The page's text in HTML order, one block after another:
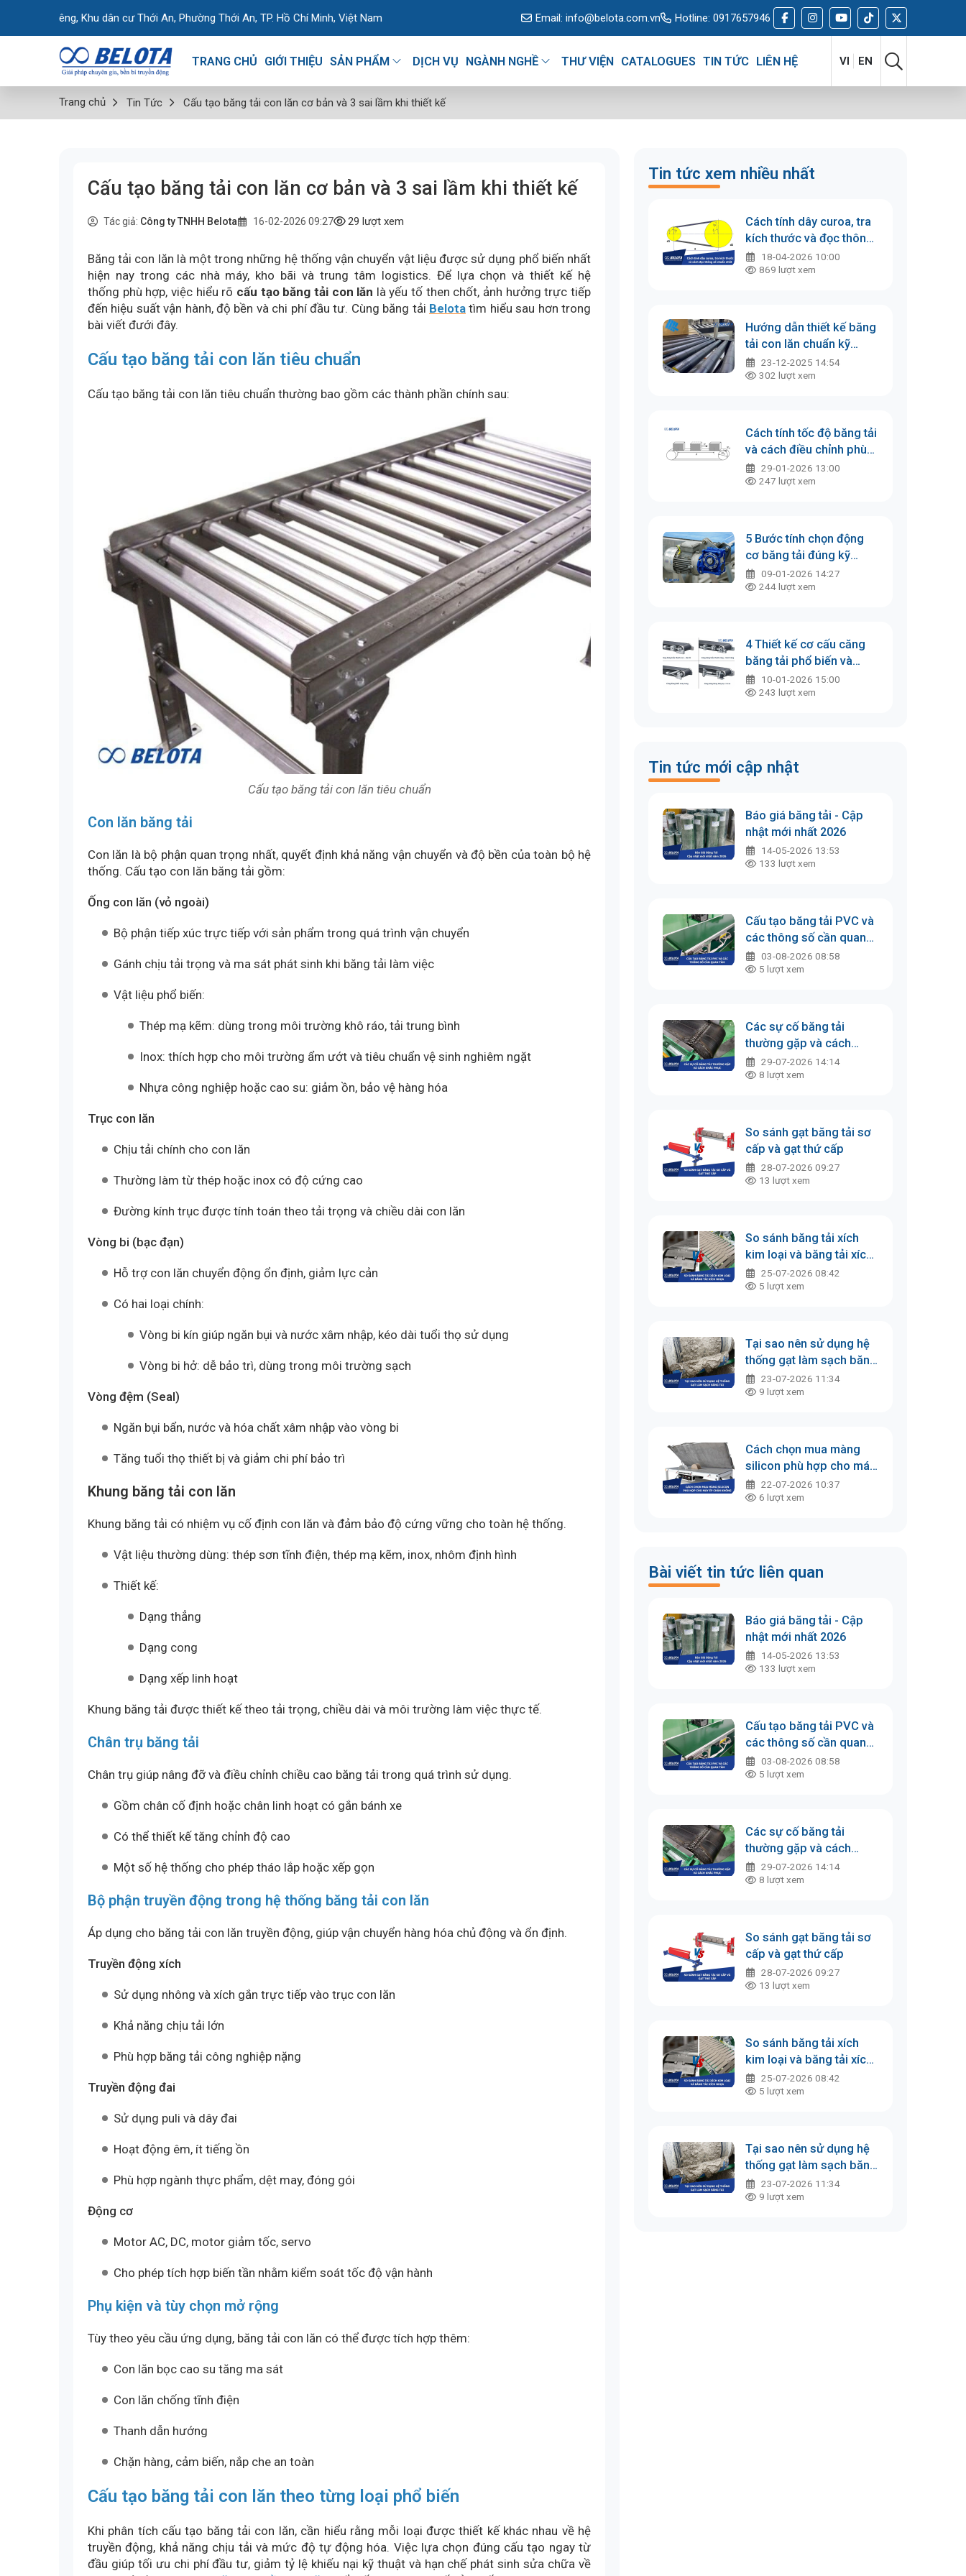
Khu dân cư Thới An, Phường Thới An, TP. Hồ Chí Minh, Việt Nam Email: info@belota.com.vn Hotline: 0917657946
TRANG CHỦ GIỚI THIỆU SẢN PHẨM DỊCH VỤ NGÀNH NGHỀ THƯ VIỆN CATALOGUES TIN TỨC LIÊN HỆ VI EN
Trang chủ Tin Tức Cấu tạo băng tải con lăn cơ bản và 3 sai lầm khi thiết kế
Cấu tạo băng tải con lăn cơ bản và 3 sai lầm khi thiết kế
Tác giả: Công ty TNHH Belota 16-02-2026 09:27 29 lượt xem
Băng tải con lăn là một trong những hệ thống vận chuyển vật liệu được sử dụng phổ biến nhất
hiện nay trong các nhà máy, kho bãi và trung tâm logistics. Để lựa chọn và thiết kế hệ
thống phù hợp, việc hiểu rõ cấu tạo băng tải con lăn là yếu tố then chốt, ảnh hưởng trực tiếp
đến hiệu suất vận hành, độ bền và chi phí đầu tư. Cùng băng tải Belota tìm hiểu sau hơn trong
bài viết đưới đây.
Cấu tạo băng tải con lăn tiêu chuẩn
Cấu tạo băng tải con lăn tiêu chuẩn thường bao gồm các thành phần chính sau:
Cấu tạo băng tải con lăn tiêu chuẩn
Con lăn băng tải
Con lăn là bộ phận quan trọng nhất, quyết định khả năng vận chuyển và độ bền của toàn bộ hệ
thống. Cấu tạo con lăn băng tải gồm:
Ống con lăn (vỏ ngoài)
Bộ phận tiếp xúc trực tiếp với sản phẩm trong quá trình vận chuyển
Gánh chịu tải trọng và ma sát phát sinh khi băng tải làm việc
Vật liệu phổ biến:
Thép mạ kẽm: dùng trong môi trường khô ráo, tải trung bình
Inox: thích hợp cho môi trường ẩm ướt và tiêu chuẩn vệ sinh nghiêm ngặt
Nhựa công nghiệp hoặc cao su: giảm ồn, bảo vệ hàng hóa
Trục con lăn
Chịu tải chính cho con lăn
Thường làm từ thép hoặc inox có độ cứng cao
Đường kính trục được tính toán theo tải trọng và chiều dài con lăn
Vòng bi (bạc đạn)
Hỗ trợ con lăn chuyển động ổn định, giảm lực cản
Có hai loại chính:
Vòng bi kín giúp ngăn bụi và nước xâm nhập, kéo dài tuổi thọ sử dụng
Vòng bi hở: dễ bảo trì, dùng trong môi trường sạch
Vòng đệm (Seal)
Ngăn bụi bẩn, nước và hóa chất xâm nhập vào vòng bi
Tăng tuổi thọ thiết bị và giảm chi phí bảo trì
Khung băng tải con lăn
Khung băng tải có nhiệm vụ cố định con lăn và đảm bảo độ cứng vững cho toàn hệ thống.
Vật liệu thường dùng: thép sơn tĩnh điện, thép mạ kẽm, inox, nhôm định hình
Thiết kế:
Dạng thẳng
Dạng cong
Dạng xếp linh hoạt
Khung băng tải được thiết kế theo tải trọng, chiều dài và môi trường làm việc thực tế.
Chân trụ băng tải
Chân trụ giúp nâng đỡ và điều chỉnh chiều cao băng tải trong quá trình sử dụng.
Gồm chân cố định hoặc chân linh hoạt có gắn bánh xe
Có thể thiết kế tăng chỉnh độ cao
Một số hệ thống cho phép tháo lắp hoặc xếp gọn
Bộ phận truyền động trong hệ thống băng tải con lăn
Áp dụng cho băng tải con lăn truyền động, giúp vận chuyển hàng hóa chủ động và ổn định.
Truyền động xích
Sử dụng nhông và xích gắn trực tiếp vào trục con lăn
Khả năng chịu tải lớn
Phù hợp băng tải công nghiệp nặng
Truyền động đai
Sử dụng puli và dây đai
Hoạt động êm, ít tiếng ồn
Phù hợp ngành thực phẩm, dệt may, đóng gói
Động cơ
Motor AC, DC, motor giảm tốc, servo
Cho phép tích hợp biến tần nhằm kiểm soát tốc độ vận hành
Phụ kiện và tùy chọn mở rộng
Tùy theo yêu cầu ứng dụng, băng tải con lăn có thể được tích hợp thêm:
Con lăn bọc cao su tăng ma sát
Con lăn chống tĩnh điện
Thanh dẫn hướng
Chặn hàng, cảm biến, nắp che an toàn
Cấu tạo băng tải con lăn theo từng loại phổ biến
Khi phân tích cấu tạo băng tải con lăn, cần hiểu rằng mỗi loại được thiết kế khác nhau về hệ
truyền động, khả năng chịu tải và mức độ tự động hóa. Việc lựa chọn đúng cấu tạo ngay từ
đầu giúp tối ưu chi phí đầu tư, giảm tỷ lệ khiếu nại kỹ thuật và hạn chế phát sinh sửa chữa về
Tin tức xem nhiều nhất
Cách tính dây curoa, tra
kích thước và đọc thông
số chuẩn nhất
18-04-2026 10:00
869 lượt xem
Hướng dẫn thiết kế băng
tải con lăn chuẩn kỹ
thuật23-12-2025 14:54
302 lượt xem
Cách tính tốc độ băng tải
và cách điều chỉnh phù
hợp29-01-2026 13:00
247 lượt xem
5 Bước tính chọn động
cơ băng tải đúng kỹ
thuật, dễ hiểu
09-01-2026 14:27
244lượt xem
4 Thiết kế cơ cấu căng
băng tải phổ biến và
nguyên lý hoạt động
10-01-2026 15:00
243 lượt xem
Tin tức mới cập nhật
Báo giá băng tải - Cập
nhật mới nhất 2026
14-05-2026 13:53
133 lượt xem
Cấu tạo băng tải PVC và
các thông số cần quan
tâm03-08-2026 08:58
5 lượt xem
Các sự cố băng tải
thường gặp và cách
khắc phục
29-07-2026 14:14
8 lượt xem
So sánh gạt băng tải sơ
cấp và gạt thứ cấp
28-07-2026 09:27
13 lượt xem
So sánh băng tải xích
kim loại và băng tải xích
nhựa25-07-2026 08:42
5 lượt xem
Tại sao nên sử dụng hệ
thống gạt làm sạch băng
tải 23-07-2026 11:34
9 lượt xem
Cách chọn mua màng
silicon phù hợp cho máy
ép chân không
22-07-2026 10:37
6 lượt xem
Bài viết tin tức liên quan
Báo giá băng tải - Cập
nhật mới nhất 2026
14-05-2026 13:53
133 lượt xem
Cấu tạo băng tải PVC và
các thông số cần quan
tâm03-08-2026 08:58
5 lượt xem
Các sự cố băng tải
thường gặp và cách
khắc phục
29-07-2026 14:14
8 lượt xem
So sánh gạt băng tải sơ
cấp và gạt thứ cấp
28-07-2026 09:27
13 lượt xem
So sánh băng tải xích
kim loại và băng tải xích
nhựa25-07-2026 08:42
5 lượt xem
Tại sao nên sử dụng hệ
thống gạt làm sạch băng
tải 23-07-2026 11:34
9 lượt xem